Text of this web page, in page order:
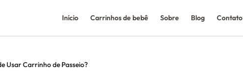
Início Carrinhos de bebê Sobre Blog Contato
Usar Carrinho de Passeio?